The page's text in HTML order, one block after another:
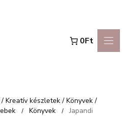
0Ft
Kreatív készletek / Könyvek /
/ Könyvek / Japandi